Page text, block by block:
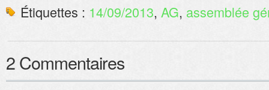
Étiquettes : 14/09/2013, AG, assemblée
2 Commentaires